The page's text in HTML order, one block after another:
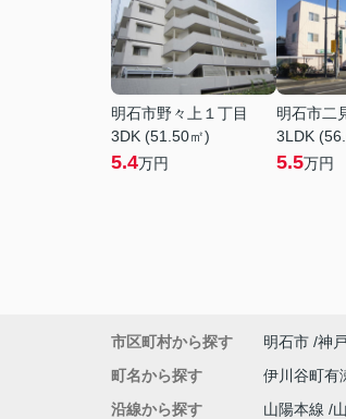
明石市野々上１丁目
3DK (51.50㎡)
5.4万円
明石市二
3LDK
5.5万円
市区町村から探す 明石市 神
町名から探す
伊川谷町有
沿線から探す
山陽本線